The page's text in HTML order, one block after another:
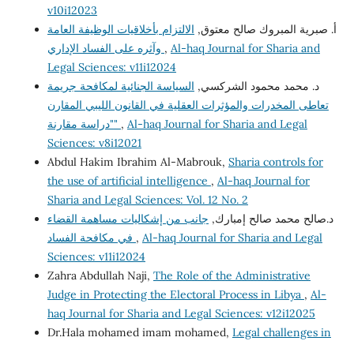
v10i12023
أ‌. صبرية المبروك صالح معتوق, الالتزام بأخلاقيات الوظيفة العامة
, Al-haq Journal for Sharia and
Legal Sciences: v11i12024
د. محمد محمود الشركسي, السياسة الجنائية لمكافحة جريمة
تعاطى المخدرات والمؤثرات العقلية في القانون الليبي المقارن
"دراسة مقارنة" , Al-haq Journal for Sharia and Legal
Sciences: v8i12021
Abdul Hakim Ibrahim Al-Mabrouk, Sharia controls for
the use of artificial intelligence , Al-haq Journal for
Sharia and Legal Sciences: Vol. 12 No. 2
د.صالح محمد صالح إمبارك, جانب من إشكاليات مساهمة القضاء
, Al-haq Journal for Sharia and Legal
Sciences: v11i12024
Zahra Abdullah Naji, The Role of the Administrative
Judge in Protecting the Electoral Process in Libya , Al-
haq Journal for Sharia and Legal Sciences: v12i12025
Dr.Hala mohamed imam mohamed, Legal challenges in